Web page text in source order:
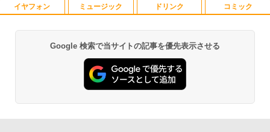
1
【中古良品】【安心保証】Princeton 21.
WDE-22W / PTFBDE-22W ブラック/ ホ
ワイト色 スピーカー搭載 プリンストン
￥4,050
1
おしりたんていファイル（既刊15巻）
￥19,800
イヤフォン
Anker Soundcore P40i オフホワイト
￥7,990
ミュージック
BRUCE WAYNE feat. Flo Milli, ATL Jacob
[Explicit]
￥250
ドリンク
【Amazon.co.jp限定】 い・ろ・は・す 2L P
ET ラベルレス ×8本
￥1,112
コミック
薬屋のひとりごと 17巻 (デジタル版ビッグガ
ンガンコミックス)
￥770
Google 検索で当サイトの記事を優先表示させる